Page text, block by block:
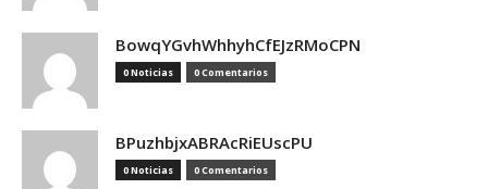
BowqYGvhWhhyhCfEJzRMoCPN
0 Noticias 0 Comentarios
BPuzhbjxABRAcRiEUscPU
0 Noticias 0 Comentarios